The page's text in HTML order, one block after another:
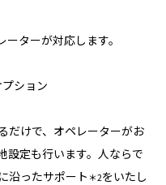
ターが対応します。
ション
だけで、オペレーターがお
設定も行います。人ならで
沿ったサポート＊2をいたし